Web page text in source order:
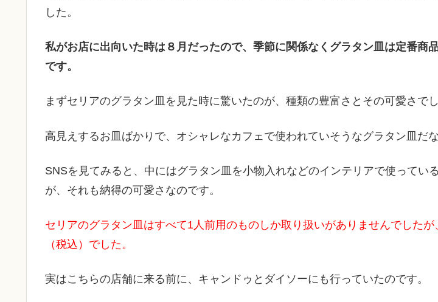
した。
私がお店に出向いた時は８月だったので、季節に関係なくグラタン皿は定番商
です。
まずセリアのグラタン皿を見た時に驚いたのが、種類の豊富さとその可愛さでし
高見えするお皿ばかりで、オシャレなカフェで使われていそうなグラタン皿だな
SNSを見てみると、中にはグラタン皿を小物入れなどのインテリアで使ってい
が、それも納得の可愛さなのです。
セリアのグラタン皿はすべて1人前用のものしか取り扱いがありませんでしたが
（税込）でした。
実はこちらの店舗に来る前に、キャンドゥとダイソーにも行っていたのです。